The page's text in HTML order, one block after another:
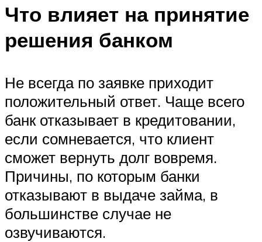
Что влияет на принятие
решения банком
Не всегда по заявке приходит
положительный ответ. Чаще всего
банк отказывает в кредитовании,
если сомневается, что клиент
сможет вернуть долг вовремя.
Причины, по которым банки
отказывают в выдаче займа, в
большинстве случае не
озвучиваются.